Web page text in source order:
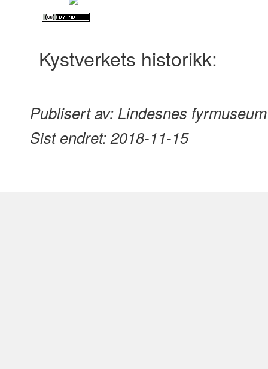
content
Kystverkets historikk:
Publisert av: Lindesnes fyrmuseum
Sist endret:2018-11-15